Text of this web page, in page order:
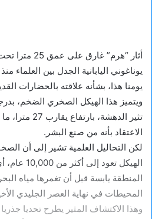
أثار “هرم”
يومنا هذا، بشأنه علاقته بالحضارات
ويتميز هذا الهيكل الصخري الضخم،
تثير الدهشة،
الاعتقاد بأنه من صنع البشر.
لكن التحاليل العلمية تشير إلى أن
الهيكل
المنطقة يابسة قبل أن تغمرها مياه
المحيطات في نهاية العصر الجليدي
وهذا الاكتشاف المثير يطرح تحديا